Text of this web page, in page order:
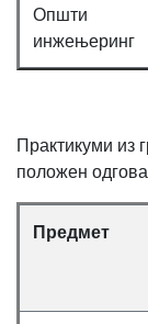
Општи
инжењеринг
Практикуми из
положен
Предмет